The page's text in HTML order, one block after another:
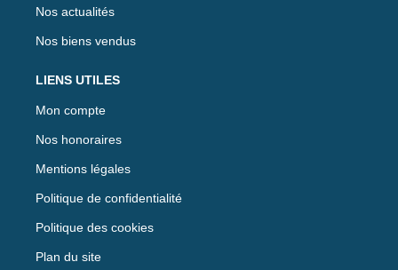
Nos actualités
Nos biens vendus
LIENS UTILES
Mon compte
Nos honoraires
Mentions légales
Politique de confidentialité
Politique des cookies
Plan du site